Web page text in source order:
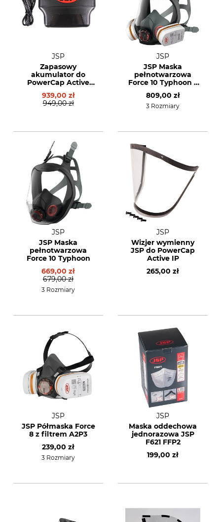
JSP
Zapasowy
akumulator do
PowerCap Active
939,00 zł
949,00 zł
JSP
JSP Maska
pełnotwarzowa
Force 10 Typhoon z
filtrem A2P3
809,00 zł
3 Rozmiary
JSP
JSP Maska
pełnotwarzowa
Force 10 Typhoon
669,00 zł
679,00 zł
3 Rozmiary
JSP
Wizjer wymienny
JSP do PowerCap
Active IP
265,00 zł
JSP
JSP Półmaska Force
8 z filtrem A2P3
239,00 zł
3 Rozmiary
JSP
Maska oddechowa
jednorazowa JSP
F621 FFP2
199,00 zł